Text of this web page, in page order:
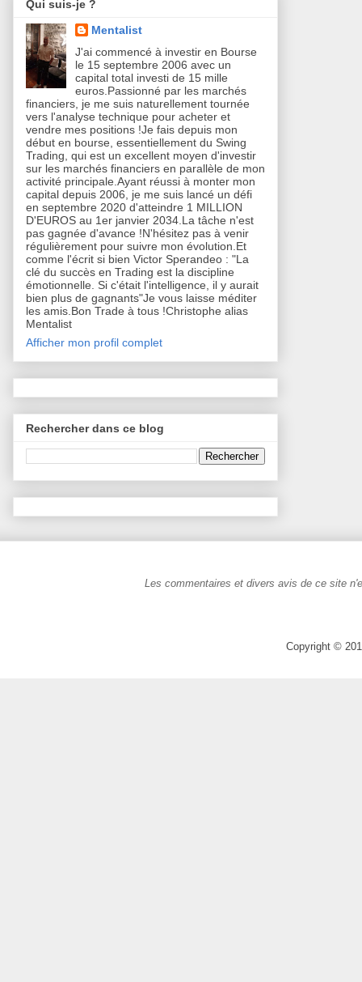
Qui suis-je ?
Mentalist
J'ai commencé à investir en Bourse
le 15 septembre 2006 avec un
capital total investi de 15 mille
euros.Passionné par les marchés
financiers, je me suis naturellement tournée
vers l'analyse technique pour acheter et
vendre mes positions !Je fais depuis mon
début en bourse, essentiellement du Swing
Trading, qui est un excellent moyen d'investir
sur les marchés financiers en parallèle de mon
activité principale.Ayant réussi à monter mon
capital depuis 2006, je me suis lancé un défi
en septembre 2020 d'atteindre 1 MILLION
D'EUROS au 1er janvier 2034.La tâche n'est
pas gagnée d'avance !N'hésitez pas à venir
régulièrement pour suivre mon évolution.Et
comme l'écrit si bien Victor Sperandeo : "La
clé du succès en Trading est la discipline
émotionnelle. Si c'était l'intelligence, il y aurait
bien plus de gagnants"Je vous laisse méditer
les amis.Bon Trade à tous !Christophe alias
Mentalist
Afficher mon profil complet
Rechercher dans ce blog
Les commentaires et divers avis de ce site
Copyright ©